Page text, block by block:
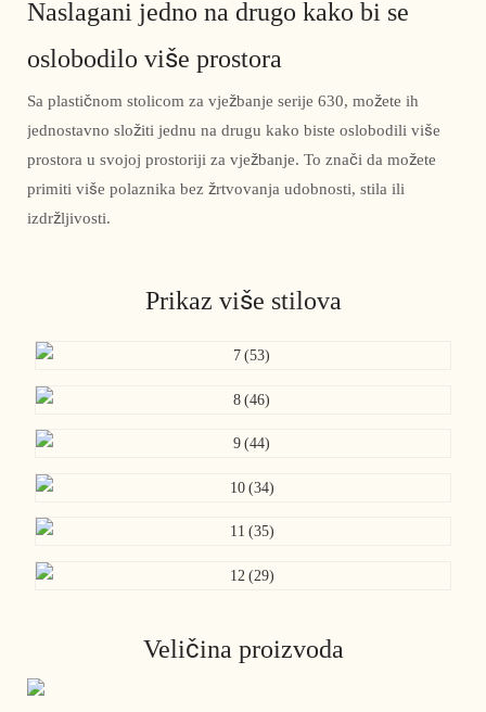
Naslagani jedno na drugo kako bi se
oslobodilo više prostora
Sa plastičnom stolicom za vježbanje serije 630, možete ih
jednostavno složiti jednu na drugu kako biste oslobodili više
prostora u svojoj prostoriji za vježbanje. To znači da možete
primiti više polaznika bez žrtvovanja udobnosti, stila ili
izdržljivosti.
Prikaz više stilova
Veličina proizvoda